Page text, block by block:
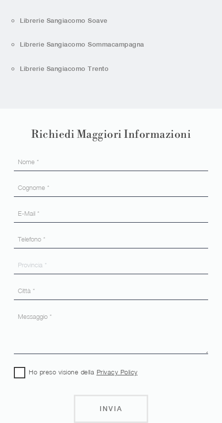
Librerie Sangiacomo Soave
Librerie Sangiacomo Sommacampagna
Librerie Sangiacomo Trento
Richiedi Maggiori Informazioni
Ho preso visione della Privacy Policy
INVIA